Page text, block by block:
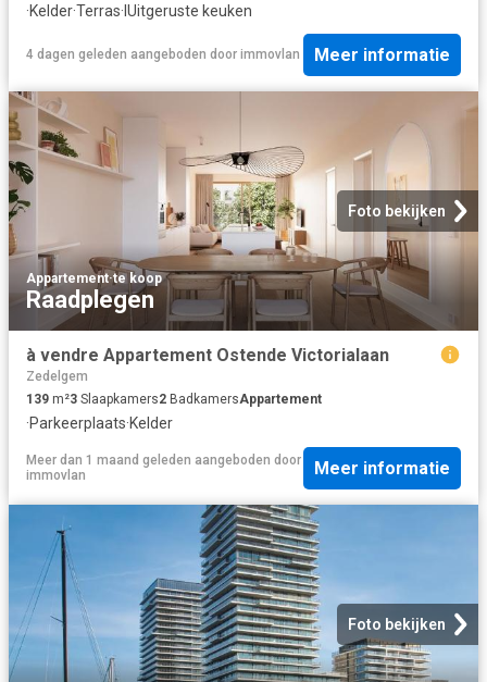
·Kelder·Terras·IUitgeruste keuken
4 dagen geleden aangeboden door immovlan Meer informatie
Foto bekijken
Appartement·te koop
Raadplegen
à vendre Appartement Ostende Victorialaan
Zedelgem
139 m²3 Slaapkamers2 BadkamersAppartement
·Parkeerplaats·Kelder
Meer dan 1 maand geleden aangeboden door
immovlan
Meer informatie
Foto bekijken